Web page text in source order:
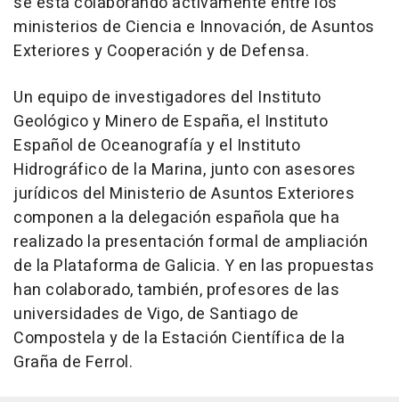
ministerios de Ciencia e Innovación, de Asuntos
Exteriores y Cooperación y de Defensa.
Un equipo de investigadores del Instituto
Geológico y Minero de España, el Instituto
Español de Oceanografía y el Instituto
Hidrográfico de la Marina, junto con asesores
jurídicos del Ministerio de Asuntos Exteriores
componen a la delegación española que ha
realizado la presentación formal de ampliación
de la Plataforma de Galicia. Y en las propuestas
han colaborado, también, profesores de las
universidades de Vigo, de Santiago de
Compostela y de la Estación Científica de la
Graña de Ferrol.